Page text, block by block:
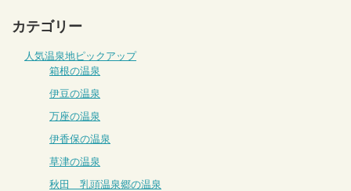
カテゴリー
人気温泉地ピックアップ
箱根の温泉
伊豆の温泉
万座の温泉
伊香保の温泉
草津の温泉
秋田 乳頭温泉郷の温泉